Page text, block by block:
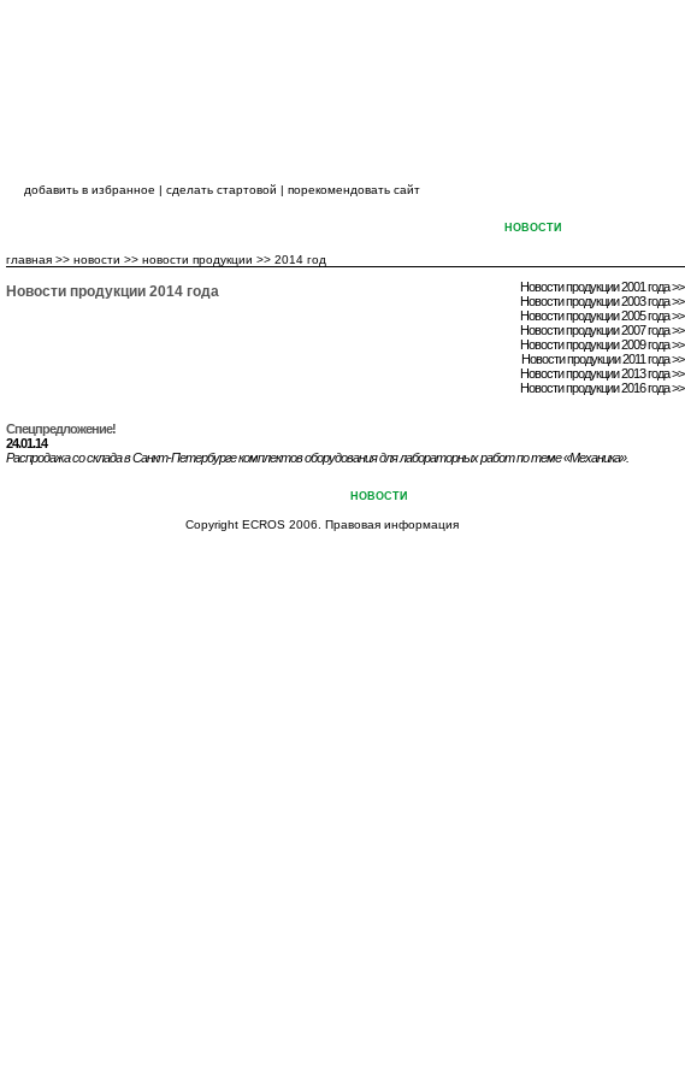
добавить в избранное | сделать стартовой | порекомендовать сайт
НОВОСТИ
главная >> новости >> новости продукции >> 2014 год
Новости продукции 2014 года Новости продукции 2001 года >>
Новости продукции 2003 года >>
Новости продукции 2005 года >>
Новости продукции 2007 года >>
Новости продукции 2009 года >>
Новости продукции 2011 года >>
Новости продукции 2013 года >>
Новости продукции 2016 года >>
Спецпредложение!
24.01.14
Распродажа со склада в Санкт-Петербурге комплектов оборудования для лабораторных работ по теме «Механика».
НОВОСТИ
Copyright ECROS 2006. Правовая информация